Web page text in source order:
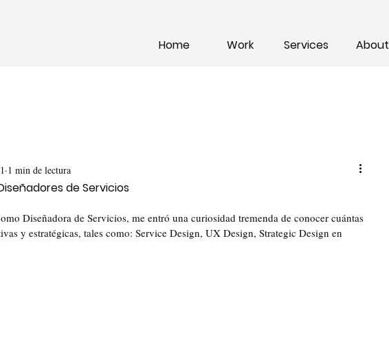
Home Work Services About
de Servicios
1 min de lectura
Diseñadora de Servicios, me entró una curiosidad tremenda de conocer cuántas
y estratégicas, tales como: Service Design, UX Design, Strategic Design en